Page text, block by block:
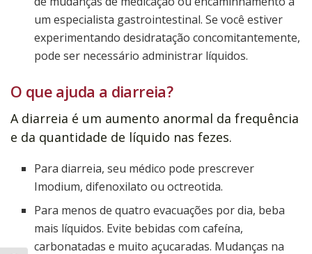
um especialista gastrointestinal. Se você estiver
experimentando desidratação concomitantemente,
pode ser necessário administrar líquidos.
O que ajuda a diarreia?
A diarreia é um aumento anormal da frequência
e da quantidade de líquido nas fezes.
Para diarreia, seu médico pode prescrever
Imodium, difenoxilato ou octreotida.
Para menos de quatro evacuações por dia, beba
mais líquidos. Evite bebidas com cafeína,
carbonatadas e muito açucaradas. Mudanças na